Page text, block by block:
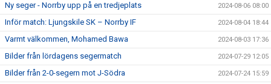
Ny seger - Norrby upp på en tredjeplats 2024-08-06 08:00
Inför match: Ljungskile SK – Norrby IF 2024-08-04 18:44
Varmt välkommen, Mohamed Bawa 2024-08-03 17:36
Bilder från lördagens segermatch 2024-07-29 12:05
Bilder från 2-0-segern mot J-Södra 2024-07-24 15:59